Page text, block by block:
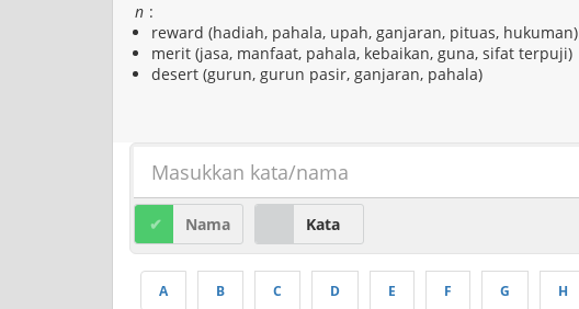
n :
reward (hadiah, pahala, upah, ganjaran, pituas, hukuman)
merit (jasa, manfaat, pahala, kebaikan, guna, sifat terpuji)
desert (gurun, gurun pasir, ganjaran, pahala)
Nama Kata
A B C D E F G H